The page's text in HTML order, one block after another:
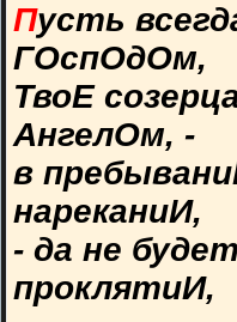
Пусть
ГОспОдОм,
ТвоЕ
АнгелОм, -
в
нареканиИ,
- да не
проклятиИ,